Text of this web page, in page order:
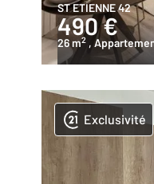
ST ETIENNE 42
490 €
26 m2 ,
Exclusivité